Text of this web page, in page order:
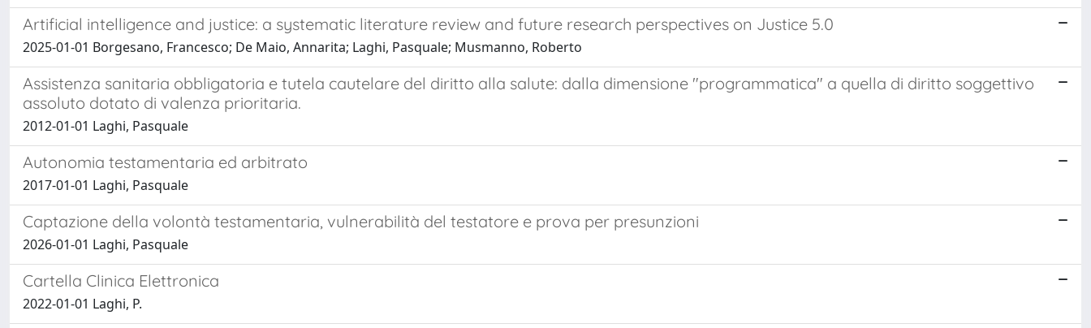
Artificial intelligence and justice: a systematic literature review and future research perspectives on Justice 5.0
2025-01-01 Borgesano, Francesco; De Maio, Annarita; Laghi, Pasquale; Musmanno, Roberto
Assistenza sanitaria obbligatoria e tutela cautelare del diritto alla salute: dalla dimensione "programmatica" a quella di diritto soggettivo
assoluto dotato di valenza prioritaria.
2012-01-01 Laghi, Pasquale
Autonomia testamentaria ed arbitrato
2017-01-01 Laghi, Pasquale
Captazione della volontà testamentaria, vulnerabilità del testatore e prova per presunzioni
2026-01-01 Laghi, Pasquale
Cartella Clinica Elettronica
2022-01-01 Laghi, P.